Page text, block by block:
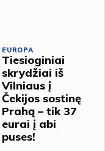
EUROPA
Tiesioginiai
skrydžiai iš
Vilniaus į
Čekijos sostinę
Prahą – tik 37
eurai į abi
puses!